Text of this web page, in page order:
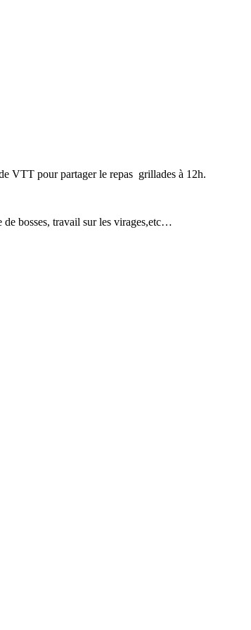
VTT pour partager le repas grillades à 12h.
de bosses, travail sur les virages,etc…